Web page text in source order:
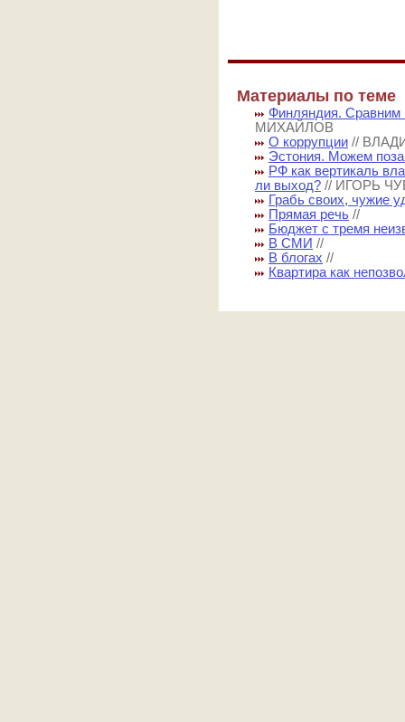
Материалы по теме
Финляндия.
МИХАЙЛОВ
О коррупции //
Эстония. Можем
РФ как вертикаль
ли выход? // ИГОРЬ
Грабь своих, чужие
Прямая речь //
Бюджет с тремя
В СМИ //
В блогах //
Квартира как